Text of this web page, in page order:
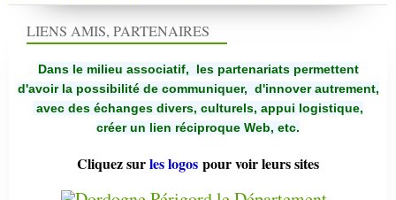
LIENS AMIS, PARTENAIRES
Dans le milieu associatif, les partenariats permettent
d'avoir la possibilité de communiquer, d'innover autrement,
avec des échanges divers, culturels, appui logistique,
créer un lien réciproque Web, etc.
Cliquez surles logos pour voir leurs sites